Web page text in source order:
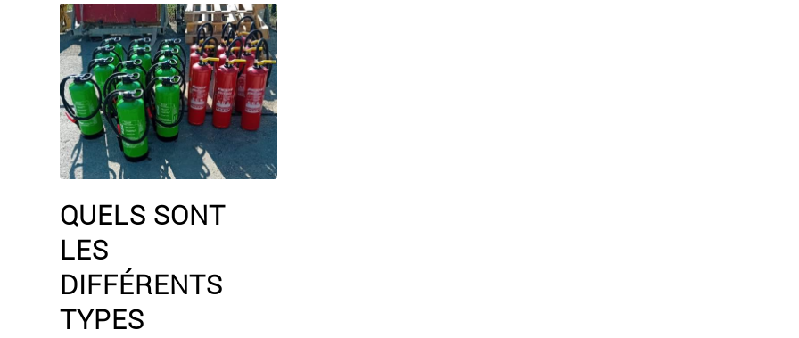
QUELS SONT
LES
DIFFÉRENTS
TYPES